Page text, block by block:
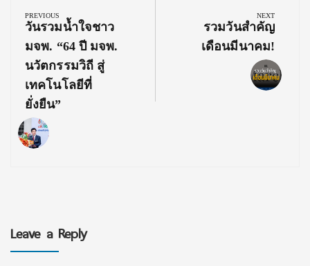
navigation
PREVIOUS
Previous
Post:
วันรวมน้ำใจชาว
มจพ. “64 ปี มจพ.
นวัตกรรมวิถี สู่
เทคโนโลยีที่
ยั่งยืน”
NEXT
Next
Post:
รวมวันสำคัญ
เดือนมีนาคม!
Leave a Reply